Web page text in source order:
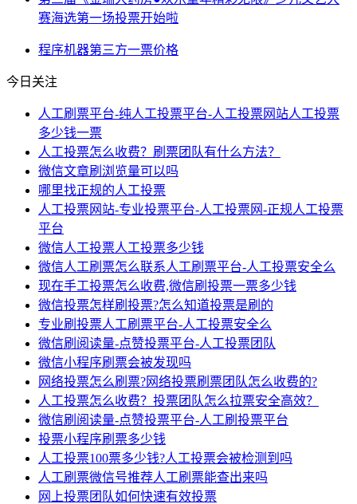
赛海选第一场投票开始啦
程序机器第三方一票价格
今日关注
人工刷票平台-纯人工投票平台-人工投票网站人工投票
多少钱一票
人工投票怎么收费？刷票团队有什么方法？
微信文章刷浏览量可以吗
哪里找正规的人工投票
人工投票网站-专业投票平台-人工投票网-正规人工投票
平台
微信人工投票人工投票多少钱
微信人工刷票怎么联系人工刷票平台-人工投票安全么
现在手工投票怎么收费,微信刷投票一票多少钱
微信投票怎样刷投票?怎么知道投票是刷的
专业刷投票人工刷票平台-人工投票安全么
微信刷阅读量-点赞投票平台-人工投票团队
微信小程序刷票会被发现吗
网络投票怎么刷票?网络投票刷票团队怎么收费的?
人工投票怎么收费？投票团队怎么拉票安全高效？
微信刷阅读量-点赞投票平台-人工刷投票平台
投票小程序刷票多少钱
人工投票100票多少钱?人工投票会被检测到吗
人工刷票微信号推荐人工刷票能查出来吗
网上投票团队如何快速有效投票